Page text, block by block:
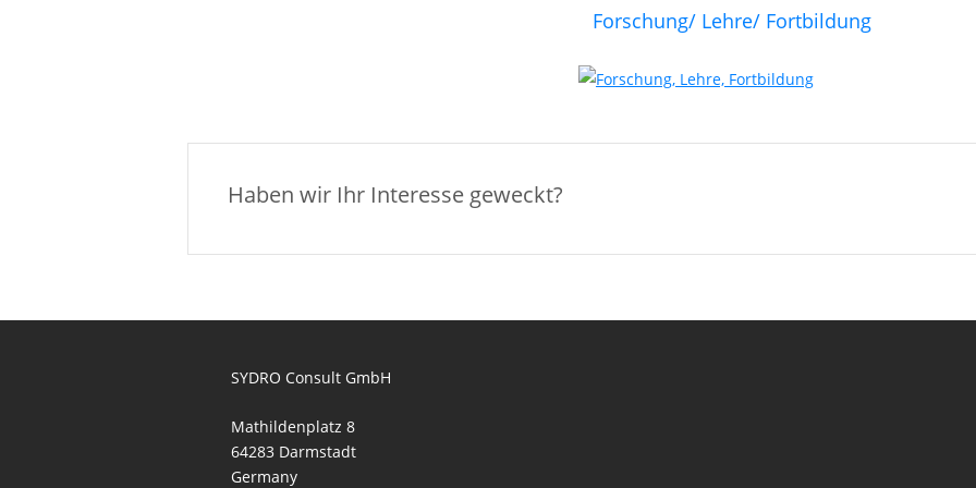
Forschung/ Lehre/ Fortbildung
Haben wir Ihr Interesse geweckt?
SYDRO Consult GmbH
Mathildenplatz 8
64283 Darmstadt
Germany